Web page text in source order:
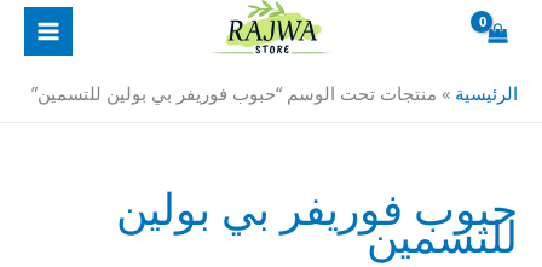
الرئيسية » منتجات تحت الوسم “حبوب فوريفر بي بولين للتسمين”
حبوب فوريفر بي بولين
للتسمين